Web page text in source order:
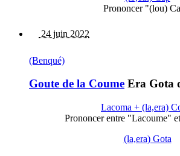
Prononcer "(lou)
24 juin 2022
(Benqué)
Goute de la Coume Era Gota
Lacoma + (la,era)
Prononcer entre "Lacoume"
(la,era) Gota